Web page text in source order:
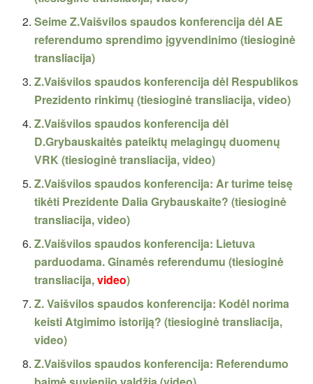
Seime Z.Vaišvilos spaudos konferencija dėl AE
referendumo sprendimo įgyvendinimo (tiesioginė
transliacija)
Z.Vaišvilos spaudos konferencija dėl Respublikos
Prezidento rinkimų (tiesioginė transliacija, video)
Z.Vaišvilos spaudos konferencija dėl
D.Grybauskaitės pateiktų melagingų duomenų
VRK (tiesioginė transliacija, video)
Z.Vaišvilos spaudos konferencija: Ar turime teisę
tikėti Prezidente Dalia Grybauskaite? (tiesioginė
transliacija, video)
Z.Vaišvilos spaudos konferencija: Lietuvа
parduodama. Ginamės referendumu (tiesioginė
transliacija,video)
Z. Vaišvilos spaudos konferencija: Kodėl norima
keisti Atgimimo istoriją? (tiesioginė transliacija,
video)
Z.Vaišvilos spaudos konferencija: Referendumo